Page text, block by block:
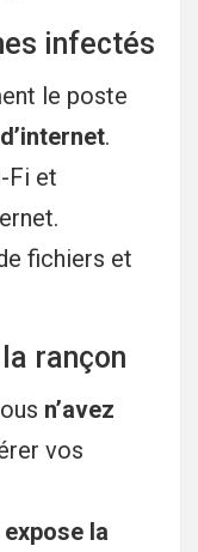
infectés
le poste
.
Fi et
fichiers et
rançon
n’avez
vos
expose la